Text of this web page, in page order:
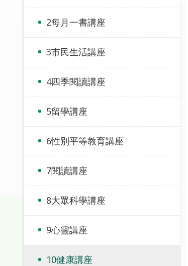
2每月一書講座
3市民生活講座
4四季閱讀講座
5留學講座
6性別平等教育講座
7閱讀講座
8大眾科學講座
9心靈講座
10健康講座